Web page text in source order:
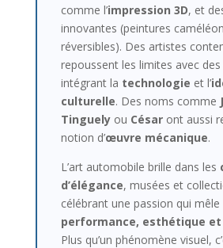
comme l’impression 3D, et
innovantes (peintures
réversibles). Des artistes
repoussent les limites avec
intégrant la technologie et l’
culturelle. Des noms comme
Tinguelyou Césaront aussi
notion d’œuvre mécanique.
L’art automobile brille dans les
d’élégance, musées et
célébrant une passion qui mêle
performance, esthétique
Plus qu’un phénomène visuel,